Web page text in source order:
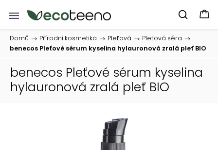
Domů / Přírodní kosmetika / Pleťová / Pleťová séra /
benecos Pleťové sérum kyselina hylauronová zralá pleť BIO
benecos Pleťové sérum kyselina
hylauronová zralá pleť BIO